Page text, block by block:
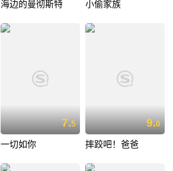
海边的曼彻斯特 小偷家族
7.5
一切如你
9.0
摔跤吧！爸爸